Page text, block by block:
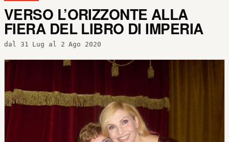
VERSO L’ORIZZONTE ALLA
FIERA DEL LIBRO DI IMPERIA
dal 31 Lug al 2 Ago 2020